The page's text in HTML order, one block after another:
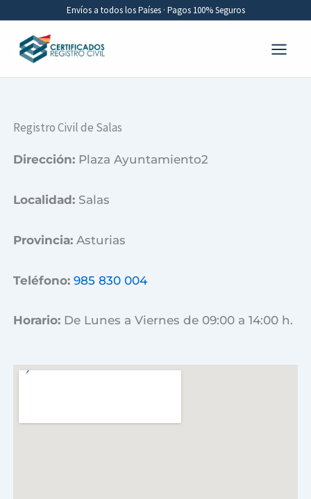
contenido
Envíos a todos los Países · Pagos 100% Seguros
Registro Civil de Salas
Dirección: Plaza Ayuntamiento2
Localidad: Salas
Provincia:Asturias
Teléfono: 985 830 004
Horario: De Lunes a Viernes de 09:00 a 14:00 h.